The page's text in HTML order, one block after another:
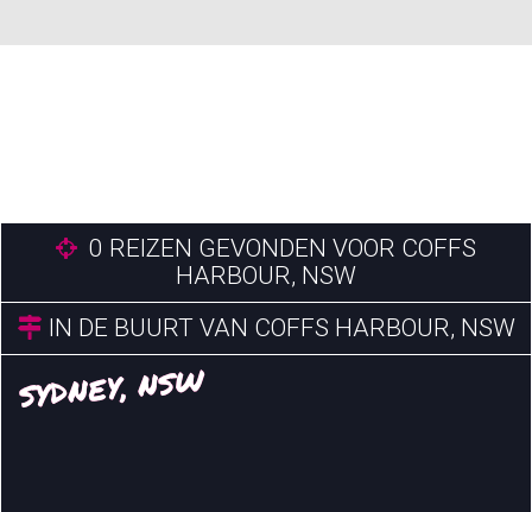
0 REIZEN GEVONDEN VOOR COFFS
HARBOUR, NSW
IN DE BUURT VAN COFFS HARBOUR, NSW
SYDNEY, NSW